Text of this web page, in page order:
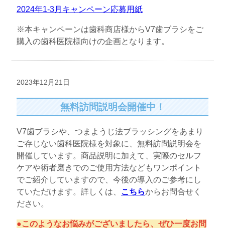
2024年1-3月キャンペーン応募用紙
※本キャンペーンは歯科商店様からV7歯ブラシをご
購入の歯科医院様向けの企画となります。
2023年12月21日
無料訪問説明会開催中！
V7歯ブラシや、つまようじ法ブラッシングをあまり
ご存じない歯科医院様を対象に、無料訪問説明会を
開催しています。商品説明に加えて、実際のセルフ
ケアや術者磨きでのご使用方法などもワンポイント
でご紹介していますので、今後の導入のご参考にし
ていただけます。詳しくは、 こちらからお問合せく
ださい。
●このようなお悩みがございましたら、ぜひ一度お問